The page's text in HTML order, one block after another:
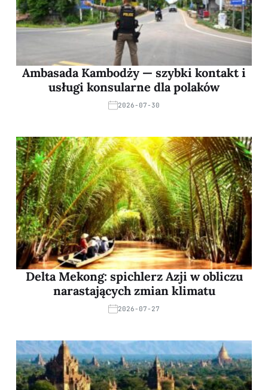
Ambasada Kambodży — szybki kontakt i
usługi konsularne dla polaków
2026-07-30
Delta Mekong: spichlerz Azji w obliczu
narastających zmian klimatu
2026-07-27